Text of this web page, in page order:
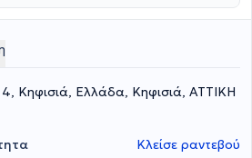
των εξατομικευμένων αναγκών
Κηφισιά, Ελλάδα, Κηφισιά, ΑΤΤΙΚΗ
Κλείσε ραντεβού